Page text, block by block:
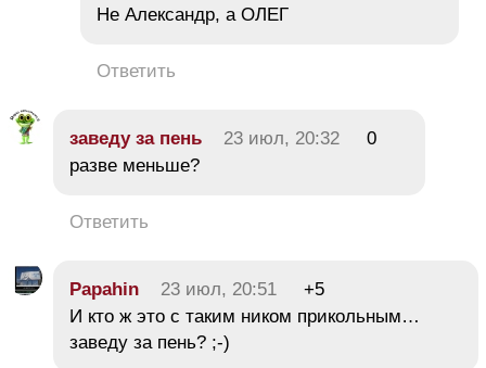
Не Александр, а ОЛЕГ
Ответить
заведу за пень 23 июл, 20:32
0
разве меньше?
Ответить
Papahin 23 июл, 20:51
+5
И кто ж это с таким ником прикольным…
заведу за пень? ;-)